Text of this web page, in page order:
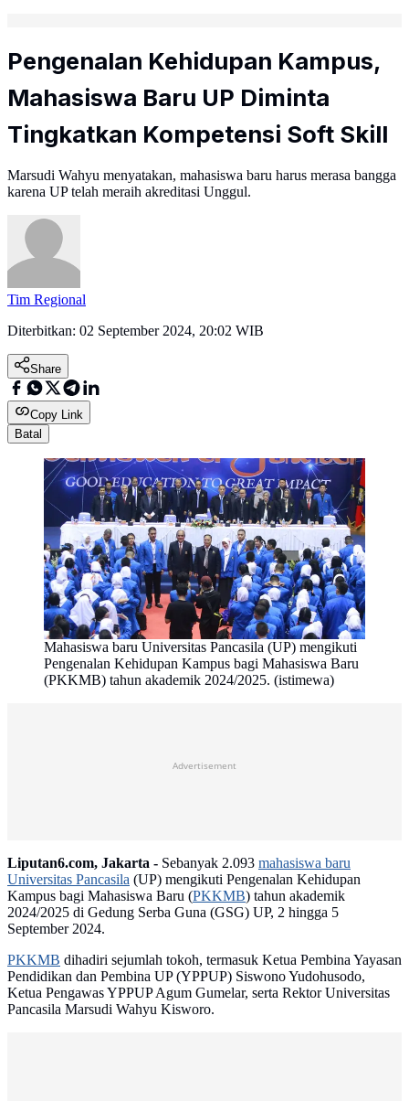
Pengenalan Kehidupan Kampus,
Mahasiswa Baru UP Diminta
Tingkatkan Kompetensi Soft Skill
Marsudi Wahyu menyatakan, mahasiswa baru harus merasa bangga
karena UP telah meraih akreditasi Unggul.
Tim Regional
Diterbitkan: 02 September 2024, 20:02 WIB
Share
Copy Link
Batal
Mahasiswa baru Universitas Pancasila (UP) mengikuti
Pengenalan Kehidupan Kampus bagi Mahasiswa Baru
(PKKMB) tahun akademik 2024/2025. (istimewa)
Advertisement
Liputan6.com, Jakarta - Sebanyak 2.093 mahasiswa baru
Universitas Pancasila (UP) mengikuti Pengenalan Kehidupan
Kampus bagi Mahasiswa Baru (PKKMB) tahun akademik
2024/2025 di Gedung Serba Guna (GSG) UP, 2 hingga 5
September 2024.
PKKMB dihadiri sejumlah tokoh, termasuk Ketua Pembina Yayasan
Pendidikan dan Pembina UP (YPPUP) Siswono Yudohusodo,
Ketua Pengawas YPPUP Agum Gumelar, serta Rektor Universitas
Pancasila Marsudi Wahyu Kisworo.